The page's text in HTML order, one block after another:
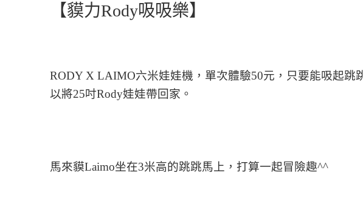
【貘力Rody吸吸樂】
RODY X LAIMO六米娃娃機，單次體驗50元，只要能吸起跳
以將25吋Rody娃娃帶回家。
馬來貘Laimo坐在3米高的跳跳馬上，打算一起冒險趣^^